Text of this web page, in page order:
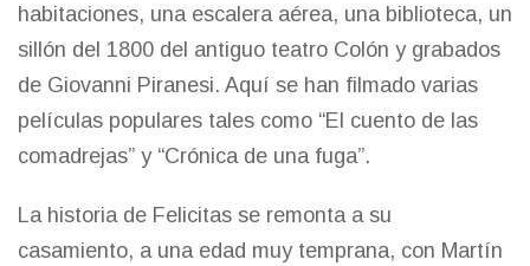
habitaciones, una escalera aérea, una biblioteca, un
sillón del 1800 del antiguo teatro Colón y grabados
de Giovanni Piranesi. Aquí se han filmado varias
películas populares tales como “El cuento de las
comadrejas” y “Crónica de una fuga”.
La historia de Felicitas se remonta a su
casamiento, a una edad muy temprana, con Martín